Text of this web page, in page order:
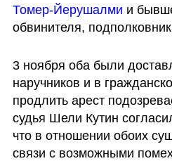
Томер-Йерушалми и
обвинителя,
3 ноября оба были
наручников и в
продлить арест
судья Шели Кутин
что в отношении обоих
связи с возможными